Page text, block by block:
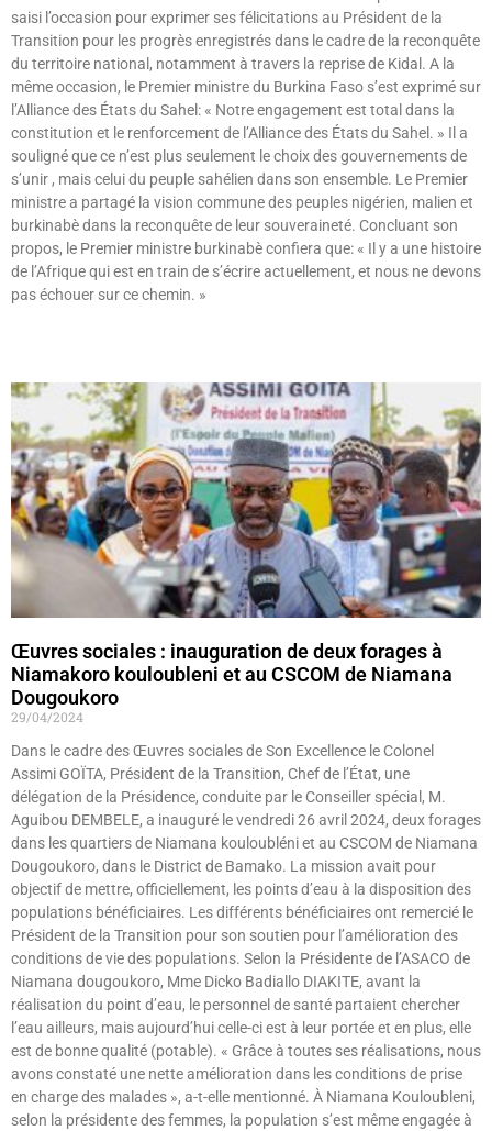
saisi l’occasion pour exprimer ses félicitations au Président de la
Transition pour les progrès enregistrés dans le cadre de la reconquête
du territoire national, notamment à travers la reprise de Kidal. A la
même occasion, le Premier ministre du Burkina Faso s’est exprimé sur
l’Alliance des États du Sahel: « Notre engagement est total dans la
constitution et le renforcement de l’Alliance des États du Sahel. » Il a
souligné que ce n’est plus seulement le choix des gouvernements de
s’unir , mais celui du peuple sahélien dans son ensemble. Le Premier
ministre a partagé la vision commune des peuples nigérien, malien et
burkinabè dans la reconquête de leur souveraineté. Concluant son
propos, le Premier ministre burkinabè confiera que: « Il y a une histoire
de l’Afrique qui est en train de s’écrire actuellement, et nous ne devons
pas échouer sur ce chemin. »
Œuvres sociales : inauguration de deux forages à
Niamakoro kouloubleni et au CSCOM de Niamana
Dougoukoro
29/04/2024
Dans le cadre des Œuvres sociales de Son Excellence le Colonel
Assimi GOÏTA, Président de la Transition, Chef de l’État, une
délégation de la Présidence, conduite par le Conseiller spécial, M.
Aguibou DEMBELE, a inauguré le vendredi 26 avril 2024, deux forages
dans les quartiers de Niamana kouloubléni et au CSCOM de Niamana
Dougoukoro, dans le District de Bamako. La mission avait pour
objectif de mettre, officiellement, les points d’eau à la disposition des
populations bénéficiaires. Les différents bénéficiaires ont remercié le
Président de la Transition pour son soutien pour l’amélioration des
conditions de vie des populations. Selon la Présidente de l’ASACO de
Niamana dougoukoro, Mme Dicko Badiallo DIAKITE, avant la
réalisation du point d’eau, le personnel de santé partaient chercher
l’eau ailleurs, mais aujourd’hui celle-ci est à leur portée et en plus, elle
est de bonne qualité (potable). « Grâce à toutes ses réalisations, nous
avons constaté une nette amélioration dans les conditions de prise
en charge des malades », a-t-elle mentionné. À Niamana Kouloubleni,
selon la présidente des femmes, la population s’est même engagée à